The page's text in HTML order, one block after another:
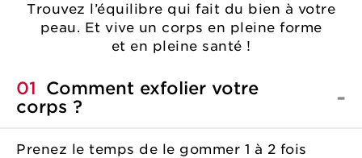
Trouvez l’équilibre qui fait du bien à votre
peau. Et vive un corps en pleine forme
et en pleine santé !
01 Comment exfolier votre
corps ?
Prenez le temps de le gommer 1 à 2 fois